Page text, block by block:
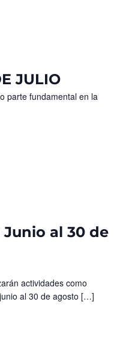
JULIO
parte fundamental en la
Junio al 30 de
actividades como
al 30 de agosto […]